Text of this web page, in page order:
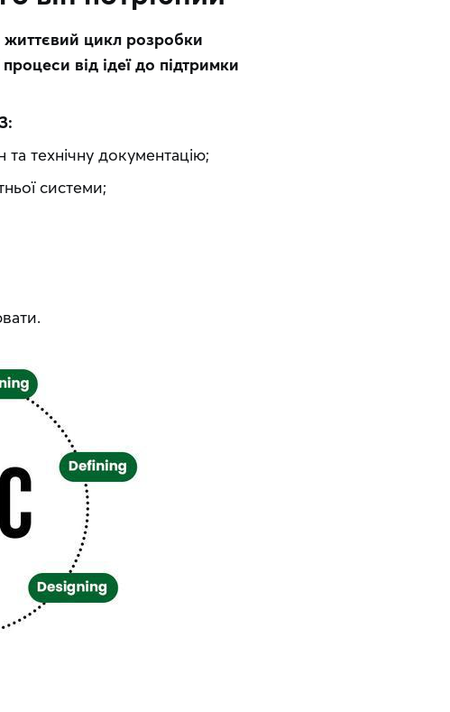
цикл розробки
від ідеї до підтримки
та технічну документацію;
системи;